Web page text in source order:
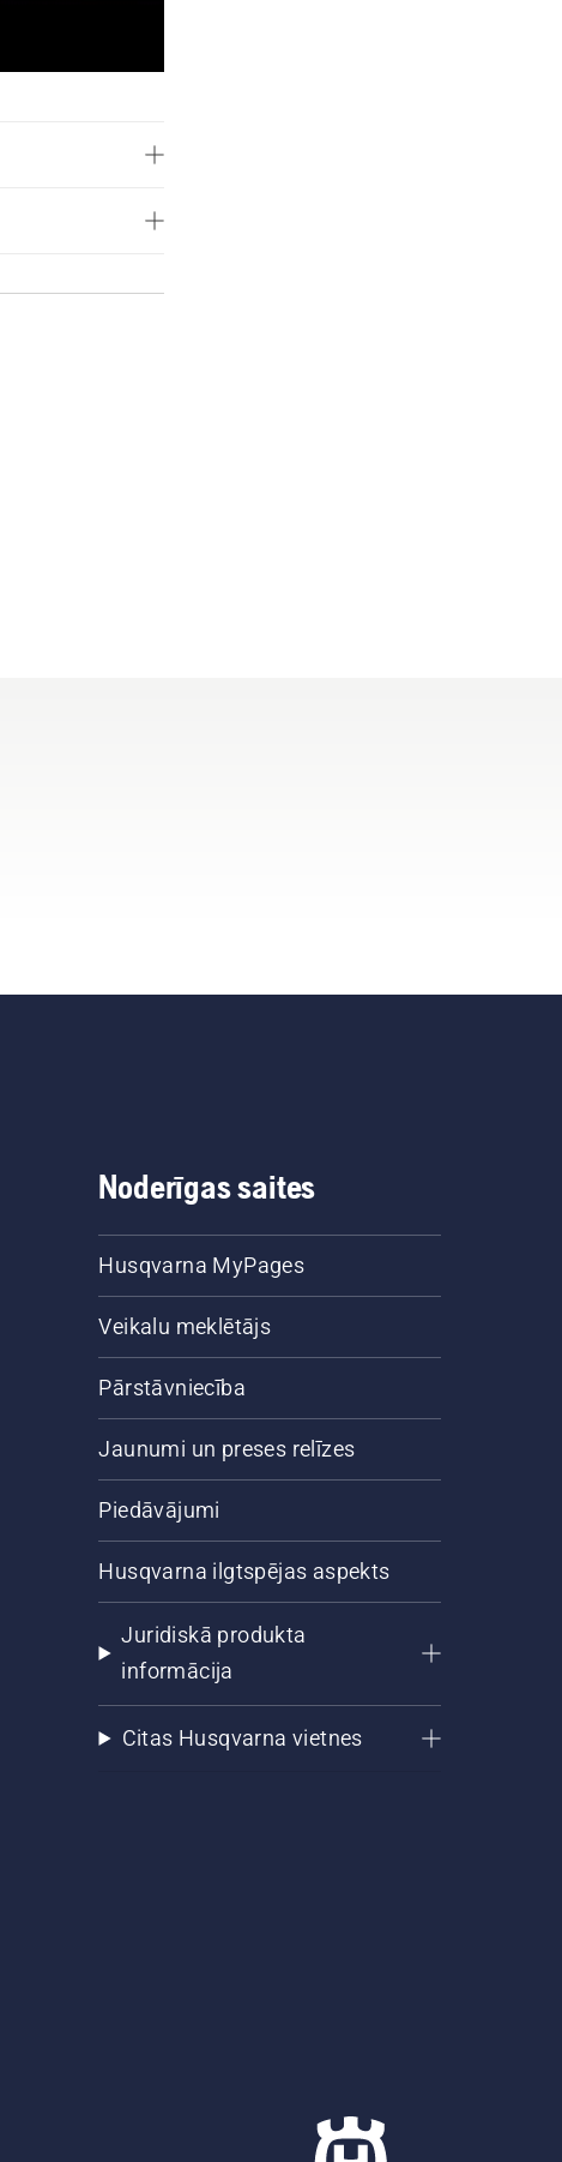
Noderīgas saites
Husqvarna MyPages
Veikalu meklētājs
Pārstāvniecība
Jaunumi un preses relīzes
Piedāvājumi
Husqvarna ilgtspējas aspekts
Juridiskā produkta
informācija
Citas Husqvarna vietnes